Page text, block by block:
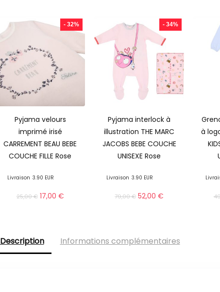
- 32%
Pyjama velours
imprimé irisé
CARREMENT BEAU BEBE
COUCHE FILLE Rose
Livraison 3.90 EUR
25,00€ 17,00 €
- 34%
Pyjama interlock à
illustration THE MARC
JACOBS BEBE COUCHE
UNISEXE Rose
Livraison 3.90 EUR
79,00€ 52,00€
à logo
Description Informations complémentaires